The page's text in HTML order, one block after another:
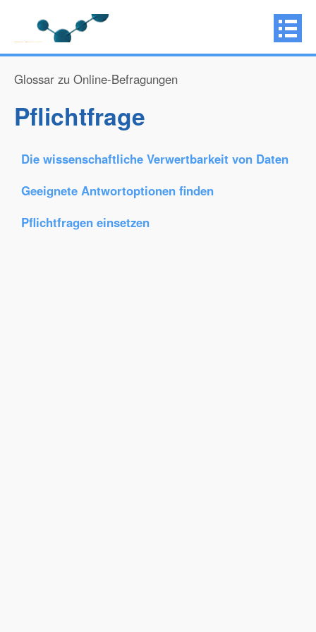
Glossar zu Online-Befragungen
Pflichtfrage
Die wissenschaftliche Verwertbarkeit von Daten
Geeignete Antwortoptionen finden
Pflichtfragen einsetzen